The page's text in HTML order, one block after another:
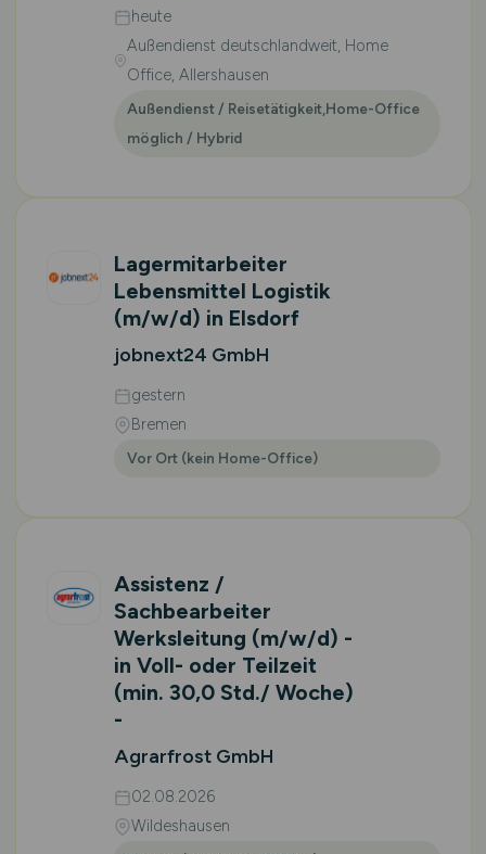
heute
Außendienst deutschlandweit, Home
Office, Allershausen
Außendienst / Reisetätigkeit,Home-Office
möglich / Hybrid
Lagermitarbeiter
Lebensmittel Logistik
(m/w/d) in Elsdorf
jobnext24 GmbH
gestern
Bremen
Vor Ort (kein Home-Office)
Assistenz /
Sachbearbeiter
Werksleitung (m/w/d) -
in Voll- oder Teilzeit
(min. 30,0 Std./ Woche)
-
Agrarfrost GmbH
02.08.2026
Wildeshausen